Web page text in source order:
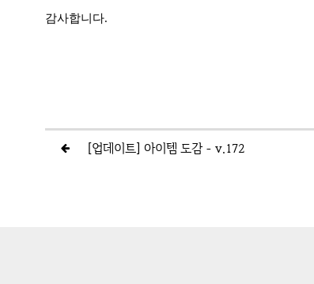
감사합니다.
[업데이트] 아이템 도감 - v.172